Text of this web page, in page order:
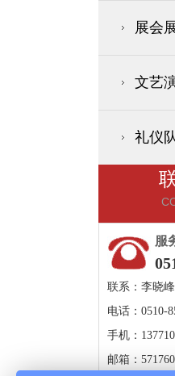
展会
文艺
礼仪
服
联系：李晓峰
电话：0510-
手机：
邮箱：